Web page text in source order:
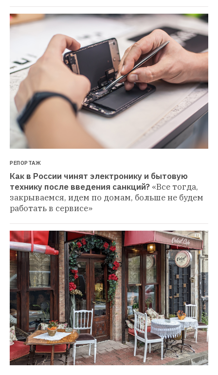
РЕПОРТАЖ
Как в России чинят электронику и бытовую
технику после введения санкций? «Все тогда,
закрываемся, идем по домам, больше не будем
работать в сервисе»